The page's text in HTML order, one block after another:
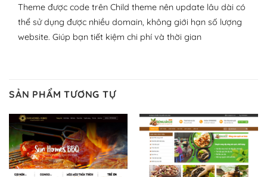
– Dễ sử dụng
Với mọi Hosting bất kỳ thì WordPress đều có thể dễ
Và bạn có toàn quyền tự do khi quyết định nơi lưu trữ
trang web WordPress của bạn.
Dễ dàng lựa chọn Hosting cho website WordPress
– Bảo mật cực tốt
Vì WordPress hiện là nền tảng xây dựng trang web và
Theme được code trên Child theme nên update lâu dài có
thể sử dụng được nhiều domain, không giới hạn số lượng
website. Giúp bạn tiết kiệm chi phí và thời gian
SẢN PHẨM TƯƠNG TỰ